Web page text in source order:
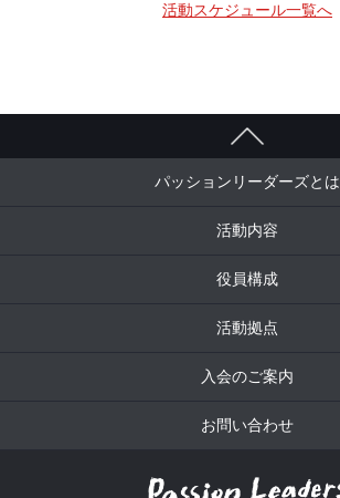
活動スケジュール一覧へ
パッションリーダーズとは
活動内容
役員構成
活動拠点
入会のご案内
お問い合わせ